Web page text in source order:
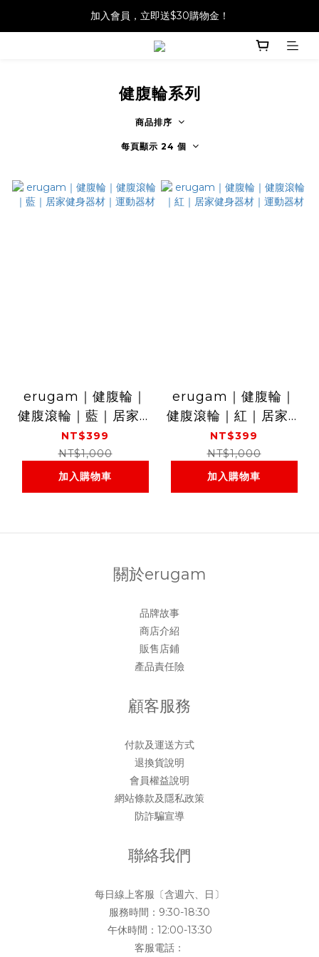
加入會員，立即送$30購物金！
健腹輪系列
商品排序
每頁顯示 24 個
erugam｜健腹輪｜
健腹滾輪｜藍｜居家健
身器材｜運動器材
NT$399
NT$1,000
加入購物車
erugam｜健腹輪｜
健腹滾輪｜紅｜居家健
身器材｜運動器材
NT$399
NT$1,000
加入購物車
關於erugam
品牌故事
商店介紹
販售店鋪
產品責任險
顧客服務
付款及運送方式
退換貨說明
會員權益說明
網站條款及隱私政策
防詐騙宣導
聯絡我們
每日線上客服〔含週六、日〕
服務時間：9:30-18:30
午休時間：12:00-13:30
客服電話：